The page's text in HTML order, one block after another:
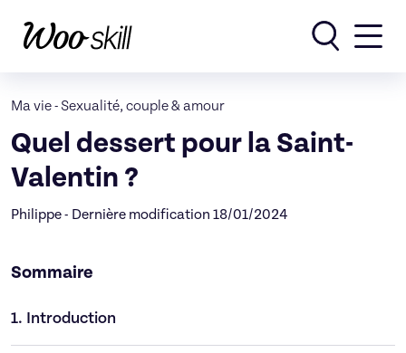
Ma vie- Sexualité, couple & amour
Quel dessert pour la Saint-
Valentin ?
Philippe - Dernière modification 18/01/2024
Sommaire
1. Introduction